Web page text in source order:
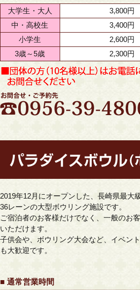
大学生・大人
3,800円
中・高校生
3,400円
小学生
2,600円
3歳～5歳
2,300円
2019年12月にオープンした、 長崎県最大
36レーンの大型ボウリング施設です。
ご宿泊者のお客様だけでなく、一般のお
いただけます。
子供会や、ボウリング大会など、イベン
も大歓迎です。
■ 通常営業時間